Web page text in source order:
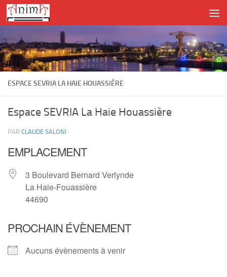
Skip to content
ESPACE SEVRIA LA HAIE HOUASSIÈRE
Espace SEVRIA La Haie Houassière
PAR CLAUDE SALONI ·
EMPLACEMENT
3 Boulevard Bernard Verlynde
La Haie-Fouassière
44690
PROCHAIN ÉVÈNEMENT
Aucuns évènements à venir